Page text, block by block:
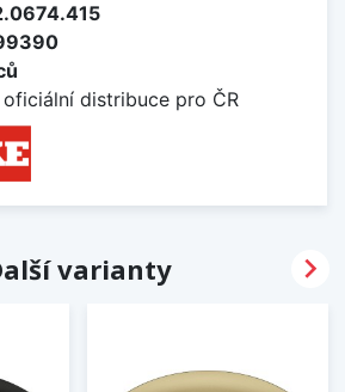
distribuce pro ČR
varianty 